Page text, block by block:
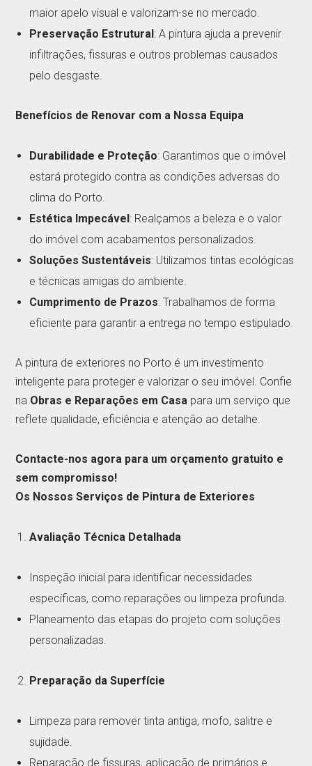
maior apelo visual e valorizam-se no mercado.
Preservação Estrutural : A pintura ajuda a prevenir
infiltrações, fissuras e outros problemas causados
pelo desgaste.
Benefícios de Renovar com a Nossa Equipa
Durabilidade e Proteção: Garantimos que o imóvel
estará protegido contra as condições adversas do
clima do Porto.
Estética Impecável : Realçamos a beleza e o valor
do imóvel com acabamentos personalizados.
Soluções Sustentáveis: Utilizamos tintas ecológicas
e técnicas amigas do ambiente.
Cumprimento de Prazos: Trabalhamos de forma
eficiente para garantir a entrega no tempo estipulado.
A pintura de exteriores no Porto é um investimento
inteligente para proteger e valorizar o seu imóvel. Confie
na Obras e Reparações em Casa para um serviço que
reflete qualidade, eficiência e atenção ao detalhe.
Contacte-nos agora para um orçamento gratuito e
sem compromisso!
Os Nossos Serviços de Pintura de Exteriores
Avaliação Técnica Detalhada
Inspeção inicial para identificar necessidades
específicas, como reparações ou limpeza profunda.
Planeamento das etapas do projeto com soluções
personalizadas.
Preparação da Superfície
Limpeza para remover tinta antiga, mofo, salitre e
sujidade.
Reparação de fissuras, aplicação de primários e